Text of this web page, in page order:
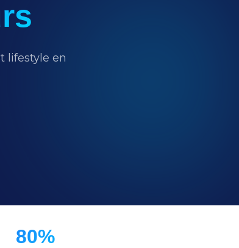
Remplissez vos créneaux en parc de
lifestyle en
80%